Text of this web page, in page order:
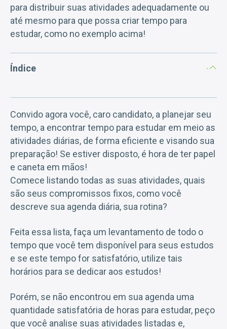
para distribuir suas atividades adequadamente ou
até mesmo para que possa criar tempo para
estudar, como no exemplo acima!
Índice
Convido agora você, caro candidato, a planejar seu
tempo, a encontrar tempo para estudar em meio as
atividades diárias, de forma eficiente e visando sua
preparação! Se estiver disposto, é hora de ter papel
e caneta em mãos!
Comece listando todas as suas atividades, quais
são seus compromissos fixos, como você
descreve sua agenda diária, sua rotina?
Feita essa lista, faça um levantamento de todo o
tempo que você tem disponível para seus estudos
e se este tempo for satisfatório, utilize tais
horários para se dedicar aos estudos!
Porém, se não encontrou em sua agenda uma
quantidade satisfatória de horas para estudar, peço
que você analise suas atividades listadas e,